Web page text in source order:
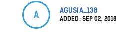
A AGUSIA_138
ADDED:SEP 02, 2018